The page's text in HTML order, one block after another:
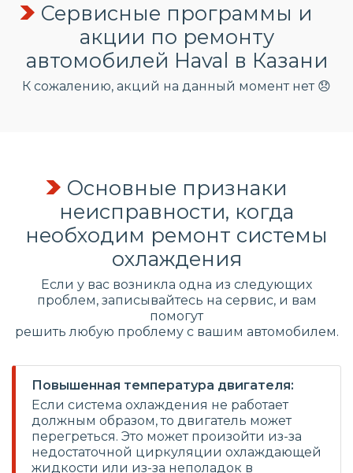
Сервисные программы и
акции по ремонту
автомобилей Haval в Казани
К сожалению, акций на данный момент нет 😞
Основные признаки
неисправности, когда
необходим ремонт системы
охлаждения
Если у вас возникла одна из следующих
проблем, записывайтесь на сервис, и вам
помогут
решить любую проблему с вашим автомобилем.
Повышенная температура двигателя:
Если система охлаждения не работает
должным образом, то двигатель может
перегреться. Это может произойти из-за
недостаточной циркуляции охлаждающей
жидкости или из-за неполадок в